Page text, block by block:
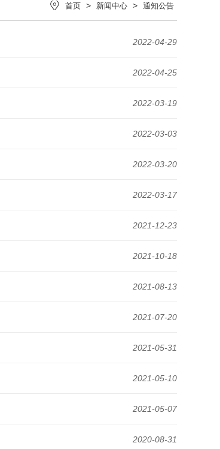
首页 > 新闻中心 > 通知公告
2022-04-29
2022-04-25
2022-03-19
2022-03-03
2022-03-20
2022-03-17
2021-12-23
2021-10-18
2021-08-13
2021-07-20
2021-05-31
2021-05-10
2021-05-07
2020-08-31